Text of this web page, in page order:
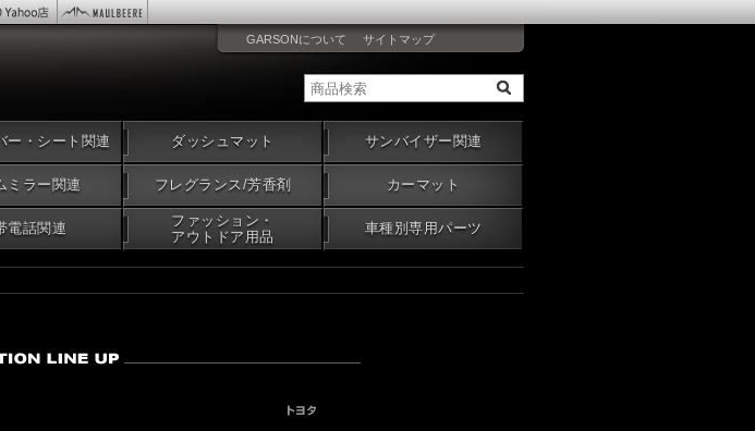
ー・シート関連 ダッシュマット サンバイザー関連
ミラー関連 フレグランス/芳香剤 カーマット
電話関連
ファッション・
アウトドア用品
車種別専用パーツ
GARSONについて サイトマップ